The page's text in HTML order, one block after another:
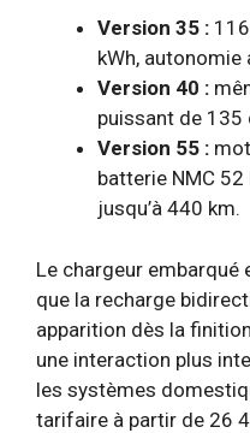
Version 35 :
kWh, autonomie
Version 40 :
puissant de 135
Version 55 :
batterie NMC
jusqu’à 440 km.
Le chargeur embarqué
que la recharge
apparition dès la
une interaction plus
les systèmes
tarifaire à partir de 26